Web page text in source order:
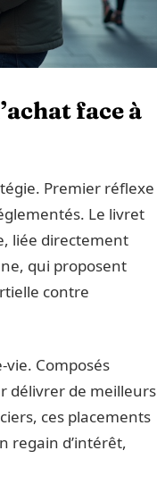
face à
Premier réflexe
Le livret
liée directement
qui proposent
contre
vie. Composés
délivrer de meilleurs
ces placements
regain d’intérêt,